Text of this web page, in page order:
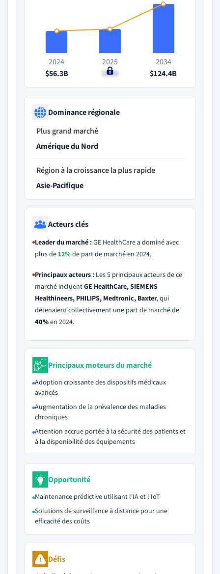
2024
$56.3B
2025
$61B
2034
$124.4B
Dominance régionale
Plus grand marché
Amérique du Nord
Région à la croissance la plus rapide
Asie-Pacifique
Acteurs clés
Leader du marché :GE HealthCare a dominé avec
plus de12%de part de marché en 2024.
Principaux acteurs : Les 5 principaux acteurs de ce
marché incluentGE HealthCare, SIEMENS
Healthineers, PHILIPS, Medtronic, Baxter, qui
détenaient collectivement une part de marché de
40%en 2024.
Principaux moteurs du marché
Adoption croissante des dispositifs médicaux
avancés
Augmentation de la prévalence des maladies
chroniques
Attention accrue portée à la sécurité des patients et
à la disponibilité des équipements
Opportunité
Maintenance prédictive utilisant l'IA et l'IoT
Solutions de surveillance à distance pour une
efficacité des coûts
Défis